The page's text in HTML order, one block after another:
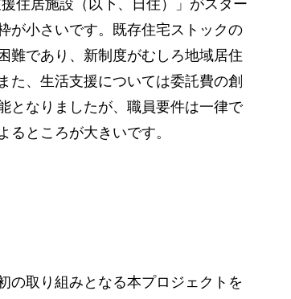
住居施設（以下、日住）」がスター
が小さいです。既存住宅ストックの
難であり、新制度がむしろ地域居住
た、生活支援については委託費の創
となりましたが、職員要件は一律で
るところが大きいです。
の取り組みとなる本プロジェクトを